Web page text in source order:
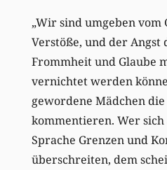
„Wir sind umgeben vom
Verstöße, und der Angst
Frommheit und Glaube
vernichtet werden
gewordene Mädchen
kommentieren. Wer
Sprache Grenzen und
überschreiten, dem